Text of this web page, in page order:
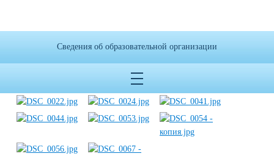
Сведения об образовательной организации